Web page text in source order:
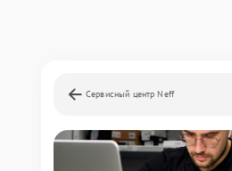
Сервисный центр Neff